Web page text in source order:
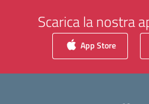
Scarica la nostra
App Store